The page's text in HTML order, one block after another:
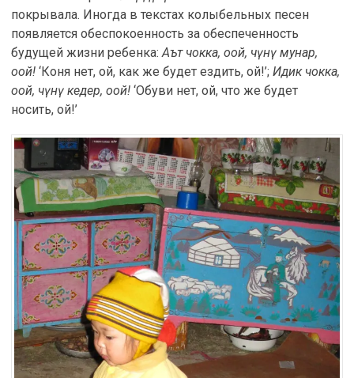
покрывала. Иногда в текстах колыбельных песен
появляется обеспокоенность за обеспеченность
будущей жизни ребенка:Аът чокка, оой, чүнү мунар,
оой! ‘Коня нет, ой, как же будет ездить, ой!’; Идик чокка,
оой, чүнү кедер, оой! ‘Обуви нет, ой, что же будет
носить, ой!’